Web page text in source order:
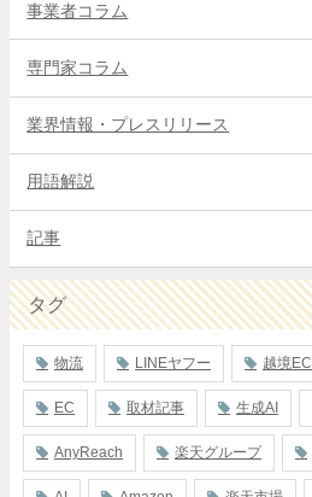
事業者コラム
専門家コラム
業界情報・プレスリリース
用語解説
記事
タグ
物流 LINEヤフー 越境EC
EC 取材記事 生成AI
AnyReach 楽天グループ